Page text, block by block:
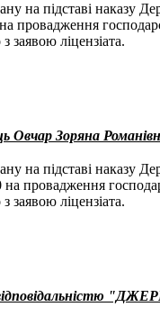
на підставі наказу
провадження
заявою ліцензіата.
Овчар Зоряна
на підставі наказу
провадження
заявою ліцензіата.